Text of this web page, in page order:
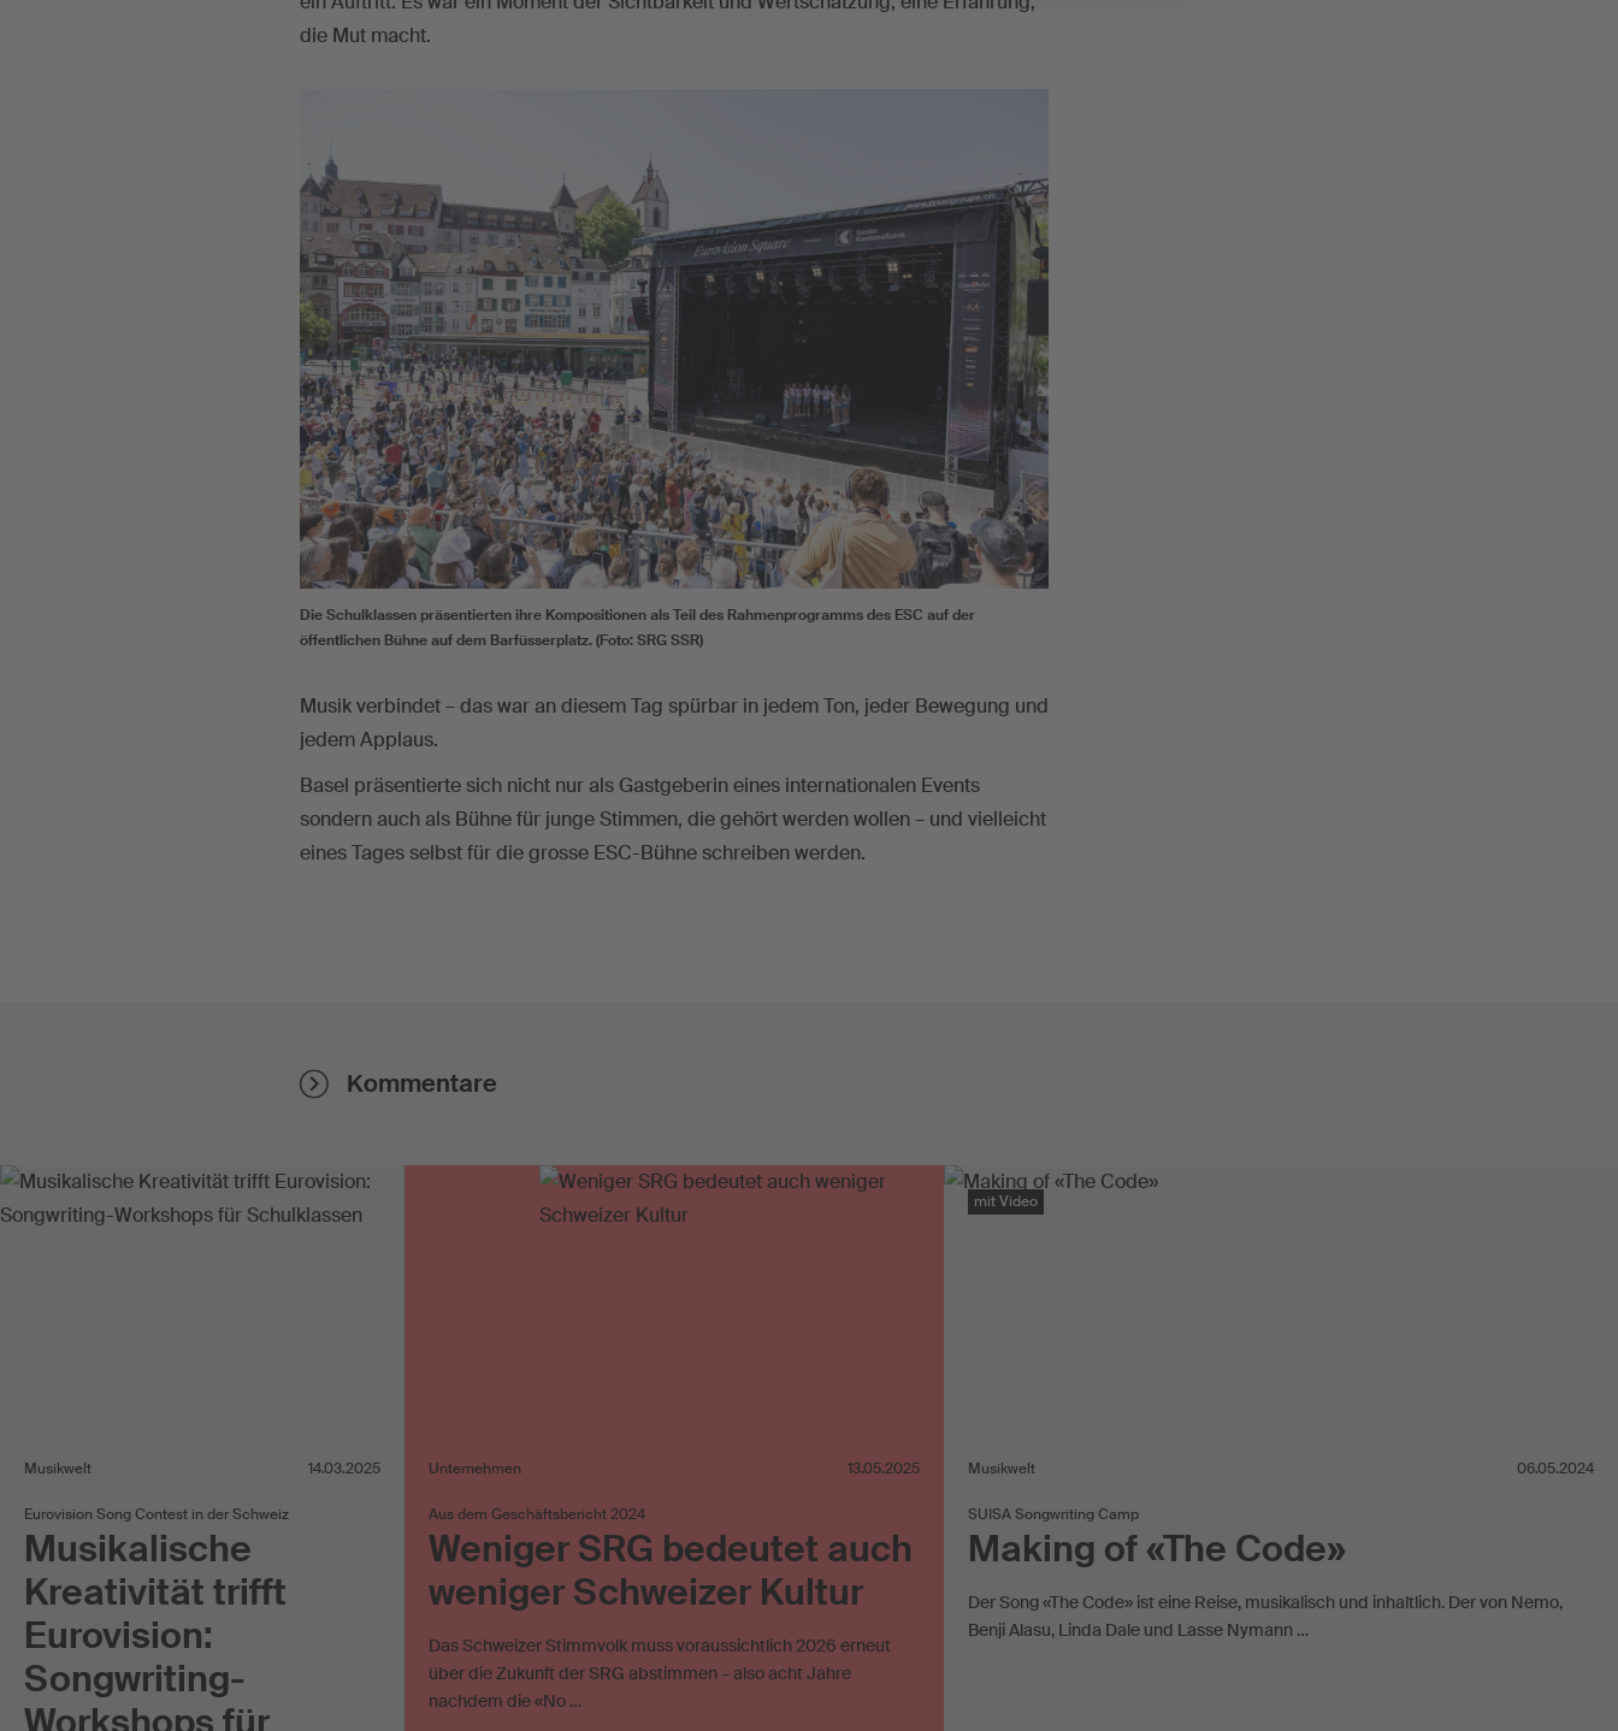
die Mut macht.
Die Schulklassen präsentierten ihre Kompositionen als Teil des Rahmenprogramms des ESC auf der
öffentlichen Bühne auf dem Barfüsserplatz. (Foto: SRG SSR)
Musik verbindet – das war an diesem Tag spürbar in jedem Ton, jeder Bewegung und
jedem Applaus.
Basel präsentierte sich nicht nur als Gastgeberin eines internationalen Events
sondern auch als Bühne für junge Stimmen, die gehört werden wollen – und vielleicht
eines Tages selbst für die grosse ESC-Bühne schreiben werden.
Kommentare
Musikwelt 14.03.2025
Eurovision Song Contest in der Schweiz
Musikalische
Kreativität trifft
Eurovision:
Songwriting-
Unternehmen 13.05.2025
Aus dem Geschäftsbericht 2024
Weniger SRG bedeutet auch
weniger Schweizer Kultur
Das Schweizer Stimmvolk muss voraussichtlich 2026 erneut
über die Zukunft der SRG abstimmen – also acht Jahre
nachdem die «No …
mit Video
Musikwelt 06.05.2024
SUISA Songwriting Camp
Making of «The Code»
Der Song «The Code» ist eine Reise, musikalisch und inhaltlich. Der von Nemo,
Benji Alasu, Linda Dale und Lasse Nymann …